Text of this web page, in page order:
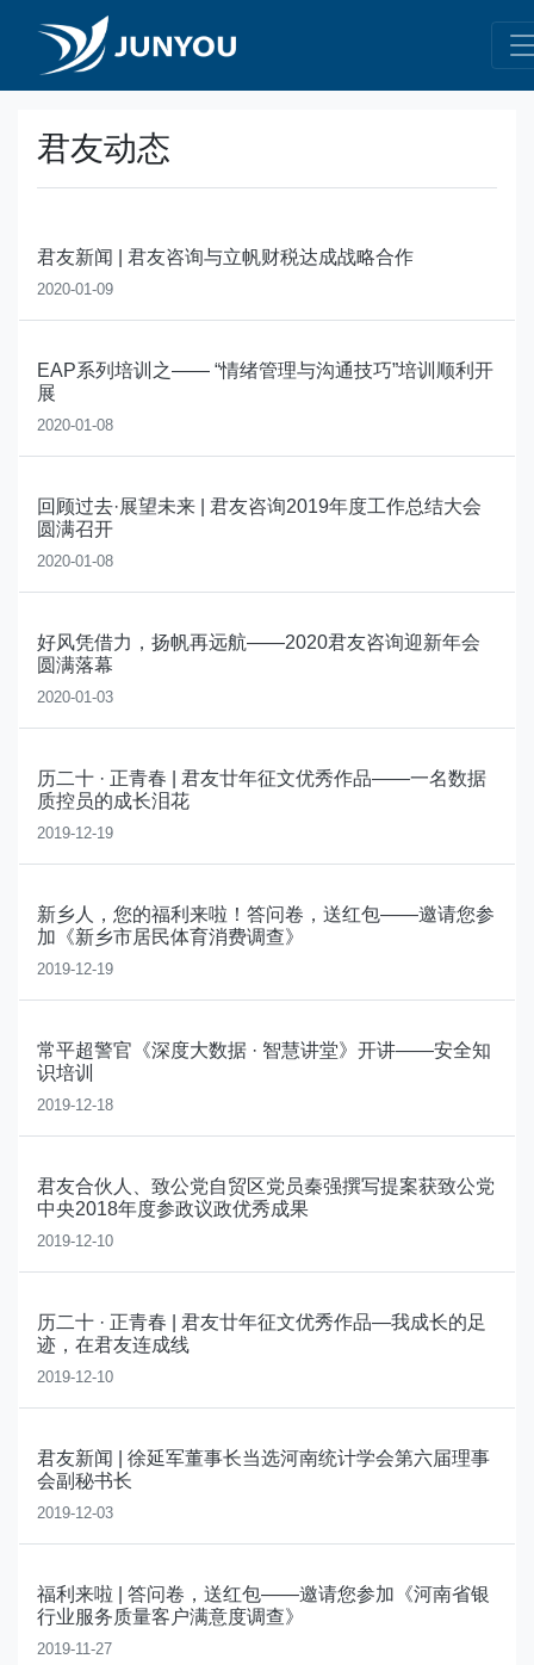
君友动态
君友新闻 | 君友咨询与立帆财税达成战略合作
2020-01-09
EAP系列培训之—— “情绪管理与沟通技巧”培训顺利开
展
2020-01-08
回顾过去·展望未来 | 君友咨询2019年度工作总结大会
圆满召开
2020-01-08
好风凭借力，扬帆再远航——2020君友咨询迎新年会
圆满落幕
2020-01-03
历二十 · 正青春 | 君友廿年征文优秀作品——一名数据
质控员的成长泪花
2019-12-19
新乡人，您的福利来啦！答问卷，送红包——邀请您参
加《新乡市居民体育消费调查》
2019-12-19
常平超警官《深度大数据 · 智慧讲堂》开讲——安全知
识培训
2019-12-18
君友合伙人、致公党自贸区党员秦强撰写提案获致公党
中央2018年度参政议政优秀成果
2019-12-10
历二十 · 正青春 | 君友廿年征文优秀作品—我成长的足
迹，在君友连成线
2019-12-10
君友新闻 | 徐延军董事长当选河南统计学会第六届理事
会副秘书长
2019-12-03
福利来啦 | 答问卷，送红包——邀请您参加《河南省银
行业服务质量客户满意度调查》
2019-11-27